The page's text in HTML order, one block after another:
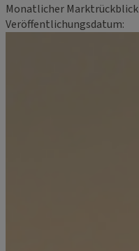
Monatlicher Marktrückblick
Veröffentlichungsdatum